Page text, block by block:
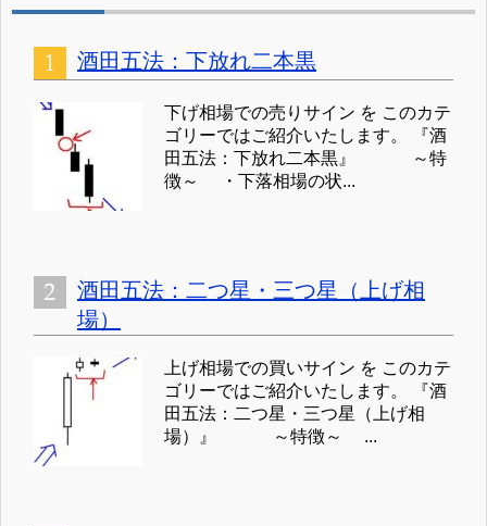
酒田五法：下放れ二本黒
下げ相場での売りサイン を このカテ
ゴリーではご紹介いたします。 『酒
田五法：下放れ二本黒』 ～特
徴～ ・下落相場の状...
酒田五法：二つ星・三つ星（上げ相
場）
上げ相場での買いサイン を このカテ
ゴリーではご紹介いたします。 『酒
田五法：二つ星・三つ星（上げ相
場）』 ～特徴～ ...